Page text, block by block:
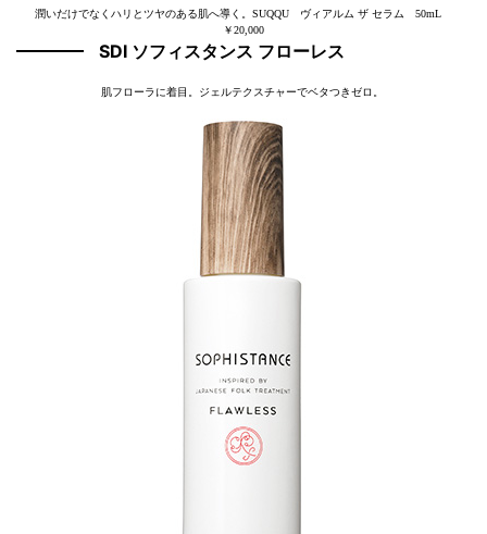
潤いだけでなくハリとツヤのある肌へ導く。SUQQU ヴィアルム ザ セラム 50mL
￥20,000
SDI ソフィスタンス フローレス
肌フローラに着目。ジェルテクスチャーでベタつきゼロ。